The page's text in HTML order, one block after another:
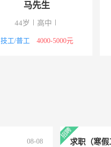
马先生
44岁 高中
技工/普工 4000-5000元
08-08 求职（寒假